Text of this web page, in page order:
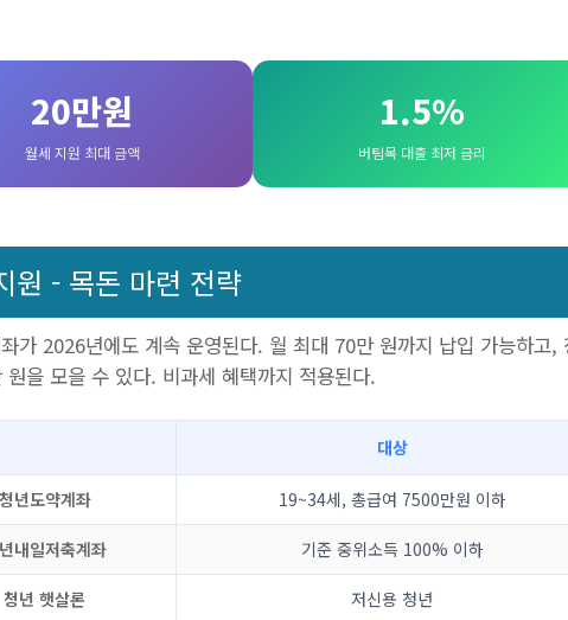
20만원
월세 지원 최대 금액
1.5%
버팀목 대출 최저 금리
원 - 목돈 마련 전략
가 2026년에도 계속 운영된다. 월 최대 70만 원까지 납입 가능하고
을 모을 수 있다. 비과세 혜택까지 적용된다.
대상
청년도약계좌 19~34세, 총급여 7500만원 이하
내일저축계좌 기준 중위소득 100% 이하
청년 햇살론 저신용 청년